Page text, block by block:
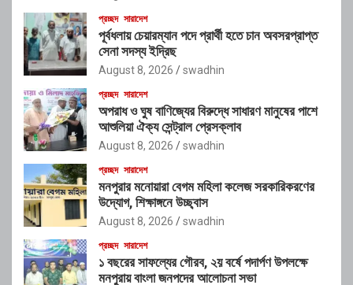
প্রচ্ছদ সারাদেশ
পূর্বধলায় চেয়ারম্যান পদে প্রার্থী হতে চান অবসরপ্রাপ্ত
সেনা সদস্য ইদ্রিছ
August 8, 2026 swadhin
প্রচ্ছদ সারাদেশ
অপরাধ ও ঘুষ বাণিজ্যের বিরুদ্ধে সাধারণ মানুষের পাশে
আশুলিয়া ঐক্য সেন্ট্রাল প্রেসক্লাব
August 8, 2026 swadhin
প্রচ্ছদ সারাদেশ
মনপুরার মনোয়ারা বেগম মহিলা কলেজ সরকারিকরণের
উদ্যোগ, শিক্ষাঙ্গনে উচ্ছ্বাস
August 8, 2026 swadhin
প্রচ্ছদ সারাদেশ
১ বছরের সাফল্যের গৌরব, ২য় বর্ষে পদার্পণ উপলক্ষে
মনপুরায় বাংলা জনপদের আলোচনা সভা